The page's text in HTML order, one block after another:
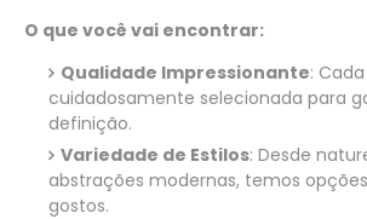
O que você vai encontrar:
Qualidade Impressionante:
cuidadosamente selecionada para
definição.
Variedade de Estilos: Desde
abstrações modernas, temos
gostos.